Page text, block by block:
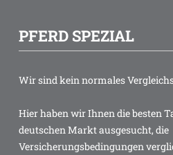
PFERD SPEZIAL
Wir sind kein normales
Hier haben wir Ihnen die besten
deutschen Markt ausgesucht, die
Versicherungsbedingungen